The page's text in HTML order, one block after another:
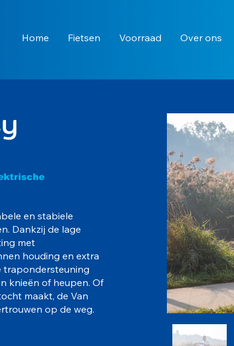
Home Fietsen Voorraad Over ons
en stabiele
Dankzij de lage
met
houding en extra
trapondersteuning
knieën of heupen. Of
maakt, de Van
op de weg.